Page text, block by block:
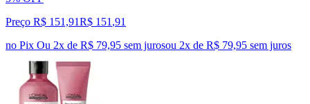
Preço R$ 151,91R$ 151 ,91
no Pix Ou 2x de R$ 79,95 sem jurosou 2x de R$ 79,95 sem juros